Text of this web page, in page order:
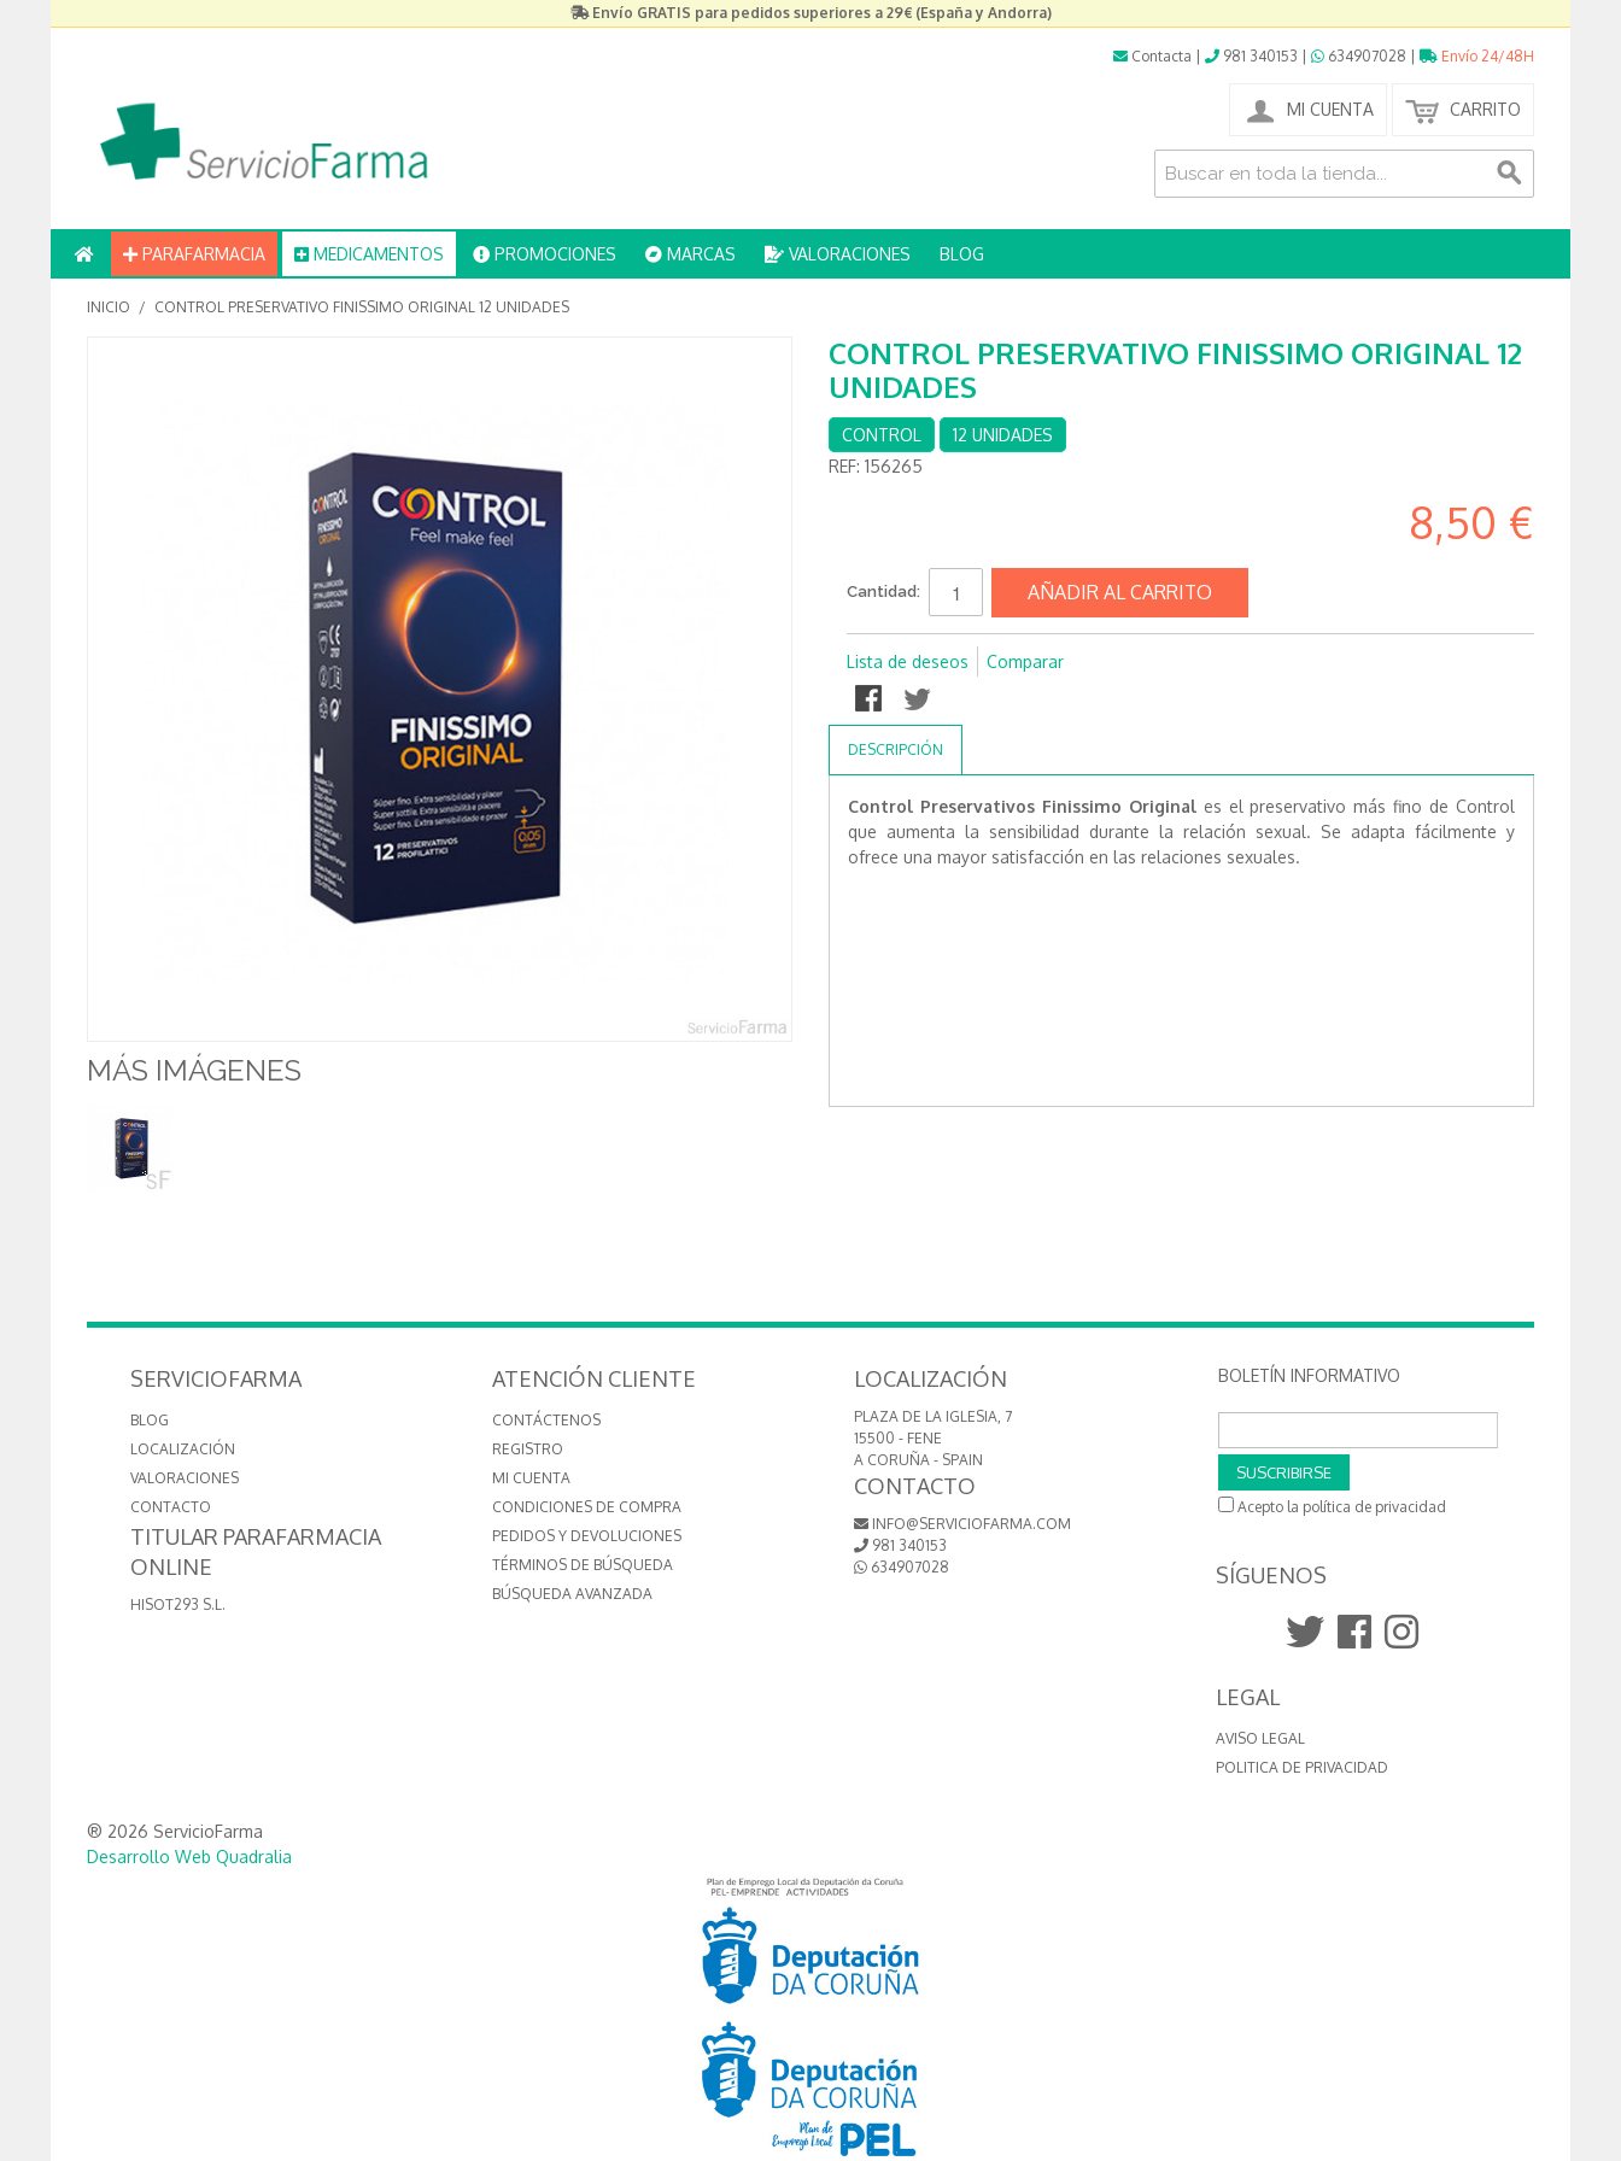
Envío GRATIS para pedidos superiores a 29€ (España y Andorra)
Contacta 981 340153 634907028 Envío 24/48H
MI CUENTA CARRITO
PARAFARMACIA MEDICAMENTOS PROMOCIONES MARCAS VALORACIONES BLOG
INICIO / CONTROL PRESERVATIVO FINISSIMO ORIGINAL 12 UNIDADES
MÁS IMÁGENES
CONTROL PRESERVATIVO FINISSIMO ORIGINAL 12
UNIDADES
CONTROL
12 UNIDADES
REF: 156265
8,50 €
Cantidad: AÑADIR AL CARRITO
Lista de deseos Comparar
DESCRIPCIÓN
Control Preservativos Finissimo Originales el preservativo más fino de Control
que aumenta la sensibilidad durante la relación sexual. Se adapta fácilmente y
ofrece una mayor satisfacción en las relaciones sexuales.
SERVICIOFARMA
BLOG
LOCALIZACIÓN
VALORACIONES
CONTACTO
TITULAR PARAFARMACIA
ONLINE
HISOT293 S.L.
ATENCIÓN CLIENTE
CONTÁCTENOS
REGISTRO
MI CUENTA
CONDICIONES DE COMPRA
PEDIDOS Y DEVOLUCIONES
TÉRMINOS DE BÚSQUEDA
BÚSQUEDA AVANZADA
LOCALIZACIÓN
PLAZA DE LA IGLESIA, 7
15500 - FENE
A CORUÑA - SPAIN
CONTACTO
INFO@SERVICIOFARMA.COM
981 340153
634907028
BOLETÍN INFORMATIVO
SUSCRIBIRSE
Acepto la política de privacidad
SÍGUENOS
LEGAL
AVISO LEGAL
POLITICA DE PRIVACIDAD
® 2026 ServicioFarma
Desarrollo Web Quadralia